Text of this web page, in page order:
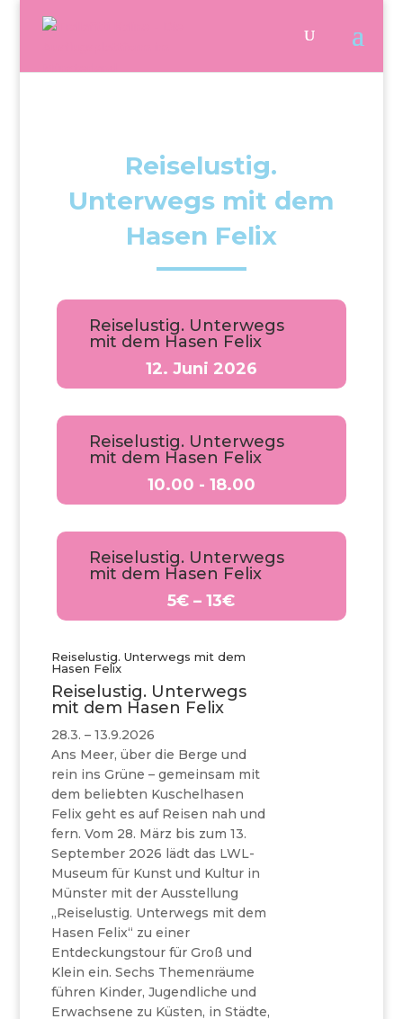
Reiselustig.
Unterwegs mit dem
Hasen Felix
Reiselustig. Unterwegs
mit dem Hasen Felix
12. Juni 2026
Reiselustig. Unterwegs
mit dem Hasen Felix
10.00 - 18.00
Reiselustig. Unterwegs
mit dem Hasen Felix
5€ – 13€
Reiselustig. Unterwegs mit dem
Hasen Felix
Reiselustig. Unterwegs
mit dem Hasen Felix
28.3. – 13.9.2026
Ans Meer, über die Berge und
rein ins Grüne – gemeinsam mit
dem beliebten Kuschelhasen
Felix geht es auf Reisen nah und
fern. Vom 28. März bis zum 13.
September 2026 lädt das LWL-
Museum für Kunst und Kultur in
Münster mit der Ausstellung
„Reiselustig. Unterwegs mit dem
Hasen Felix“ zu einer
Entdeckungstour für Groß und
Klein ein. Sechs Themenräume
führen Kinder, Jugendliche und
Erwachsene zu Küsten, in Städte,